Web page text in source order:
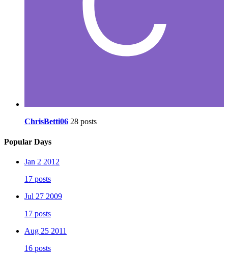
ChrisBetti06 28 posts
Popular Days
Jan 2 2012
17 posts
Jul 27 2009
17 posts
Aug 25 2011
16 posts